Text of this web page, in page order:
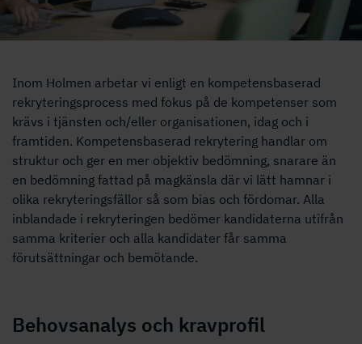
Inom Holmen arbetar vi enligt en kompetensbaserad
rekryteringsprocess med fokus på de kompetenser som
krävs i tjänsten och/eller organisationen, idag och i
framtiden. Kompetensbaserad rekrytering handlar om
struktur och ger en mer objektiv bedömning, snarare än
en bedömning fattad på magkänsla där vi lätt hamnar i
olika rekryteringsfällor så som bias och fördomar. Alla
inblandade i rekryteringen bedömer kandidaterna utifrån
samma kriterier och alla kandidater får samma
förutsättningar och bemötande.
Behovsanalys och kravprofil